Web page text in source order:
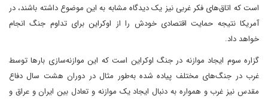
است که اتاق‌های فکر غربی نیز یک دیدگاه مشابه به این موضوع داشته باشند، در
آمریکا نتیجه حمایت اقتصادی خودش را از اوکراین برای تداوم جنگ انجام
خواهد داد.
گزاره سوم ایجاد موازنه در جنگ اوکراین است که این موازنه‌سازی بارها توسط
غرب در جنگ‌های مختلف پیاده شده به‌طور مثال در دوران هشت سال دفاع
مقدس نیز غرب و همواره به دنبال ایجاد یک موازنه و تعادل بین ایران و عراق و